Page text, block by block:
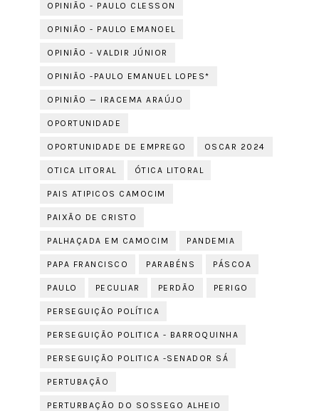
OPINIÃO - PAULO CLESSON
OPINIÃO - PAULO EMANOEL
OPINIÃO - VALDIR JÚNIOR
OPINIÃO -PAULO EMANUEL LOPES*
OPINIÃO — IRACEMA ARAÚJO
OPORTUNIDADE
OPORTUNIDADE DE EMPREGO OSCAR 2024
OTICA LITORAL ÓTICA LITORAL
PAIS ATIPICOS CAMOCIM
PAIXÃO DE CRISTO
PALHAÇADA EM CAMOCIM PANDEMIA
PAPA FRANCISCO PARABÉNS PÁSCOA
PAULO PECULIAR PERDÃO PERIGO
PERSEGUIÇÃO POLÍTICA
PERSEGUIÇÃO POLITICA - BARROQUINHA
PERSEGUIÇÃO POLITICA -SENADOR SÁ
PERTUBAÇÃO
PERTURBAÇÃO DO SOSSEGO ALHEIO